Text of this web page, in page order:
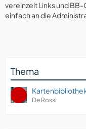
vereinzelt Links und
einfach an die
Thema
De Rossi